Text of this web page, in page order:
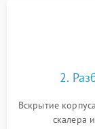
2.
Вскрытие
скалера